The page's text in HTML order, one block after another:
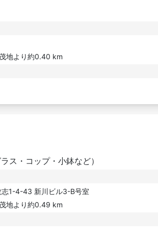
地より約0.40 km
ス・コップ・小鉢など）
1-4-43 新川ビル3-B号室
地より約0.49 km